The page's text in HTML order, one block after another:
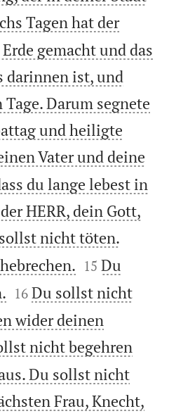
Tagen hat der
gemacht und das
darinnen ist, und
Darum segnete
und heiligte
Vater und deine
du lange lebest in
HERR, dein Gott,
nicht töten.


15 Du


16 Du sollst nicht
wider deinen
nicht begehren
Du sollst nicht
Frau, Knecht,